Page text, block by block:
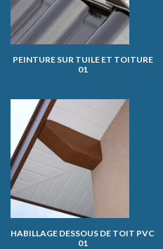
PEINTURE SUR TUILE ET TOITURE
01
HABILLAGE DESSOUS DE TOIT PVC
01